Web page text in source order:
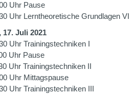
Uhr Pause
Uhr Lerntheoretische Grundlagen VI
17. Juli 2021
Uhr Trainingstechniken I
Uhr Pause
Uhr Trainingstechniken II
Uhr Mittagspause
Uhr Trainingstechniken III